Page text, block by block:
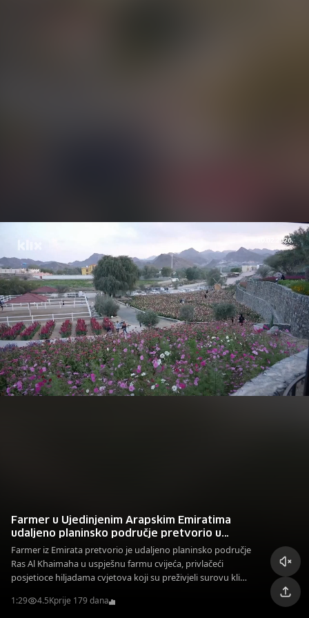
Farmer u Ujedinjenim Arapskim Emiratima
udaljeno planinsko područje pretvorio u
cvijetnu oazu
Farmer iz Emirata pretvorio je udaljeno planinsko područje
Ras Al Khaimaha u uspješnu farmu cvijeća, privlačeći
posjetioce hiljadama cvjetova koji su preživjeli surovu klimu
1:29 4.5Kprije 179 dana